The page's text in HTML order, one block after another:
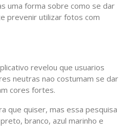
uma forma sobre como se dar
prevenir utilizar fotos com
revelou que usuarios
neutras nao costumam se dar
cores fortes.
que quiser, mas essa pesquisa
branco, azul marinho e